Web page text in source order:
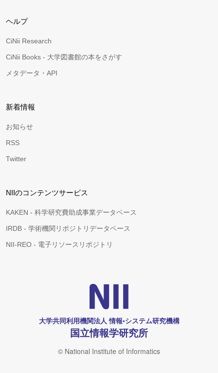
ヘルプ
CiNii Research
CiNii Books - 大学図書館の本をさがす
メタデータ・API
新着情報
お知らせ
RSS
Twitter
NIIのコンテンツサービス
KAKEN - 科学研究費助成事業データベース
IRDB - 学術機関リポジトリデータベース
NII-REO - 電子リソースリポジトリ
大学共同利用機関法人 情報•システム研究機構
国立情報学研究所
© National Institute of Informatics